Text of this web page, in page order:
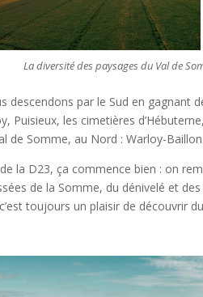
La diversité des paysages du Val de
descendons par le Sud en gagnant
Puisieux, les cimetières
de Somme, au Nord : Warloy-Baillon.
la D23, ça commence bien : on
de la Somme, du dénivelé et
toujours un plaisir de découvrir